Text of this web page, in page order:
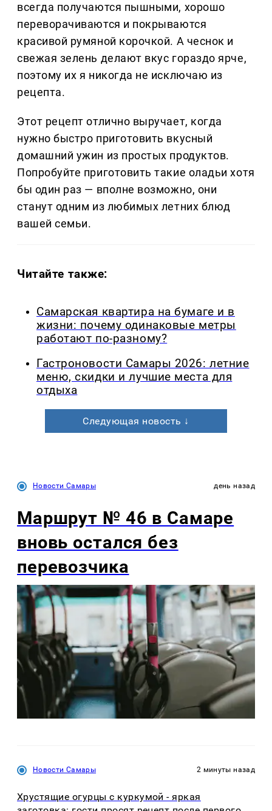
всегда получаются пышными, хорошо
переворачиваются и покрываются
красивой румяной корочкой. А чеснок и
свежая зелень делают вкус гораздо ярче,
поэтому их я никогда не исключаю из
рецепта.
Этот рецепт отлично выручает, когда
нужно быстро приготовить вкусный
домашний ужин из простых продуктов.
Попробуйте приготовить такие оладьи хотя
бы один раз — вполне возможно, они
станут одним из любимых летних блюд
вашей семьи.
Читайте также:
Самарская квартира на бумаге и в
жизни: почему одинаковые метры
работают по-разному?
Гастроновости Самары 2026: летние
меню, скидки и лучшие места для
отдыха
Следующая новость ↓
Новости Самары день назад
Маршрут № 46 в Самаре
вновь остался без
перевозчика
Новости Самары 2 минуты назад
Хрустящие огурцы с куркумой - яркая